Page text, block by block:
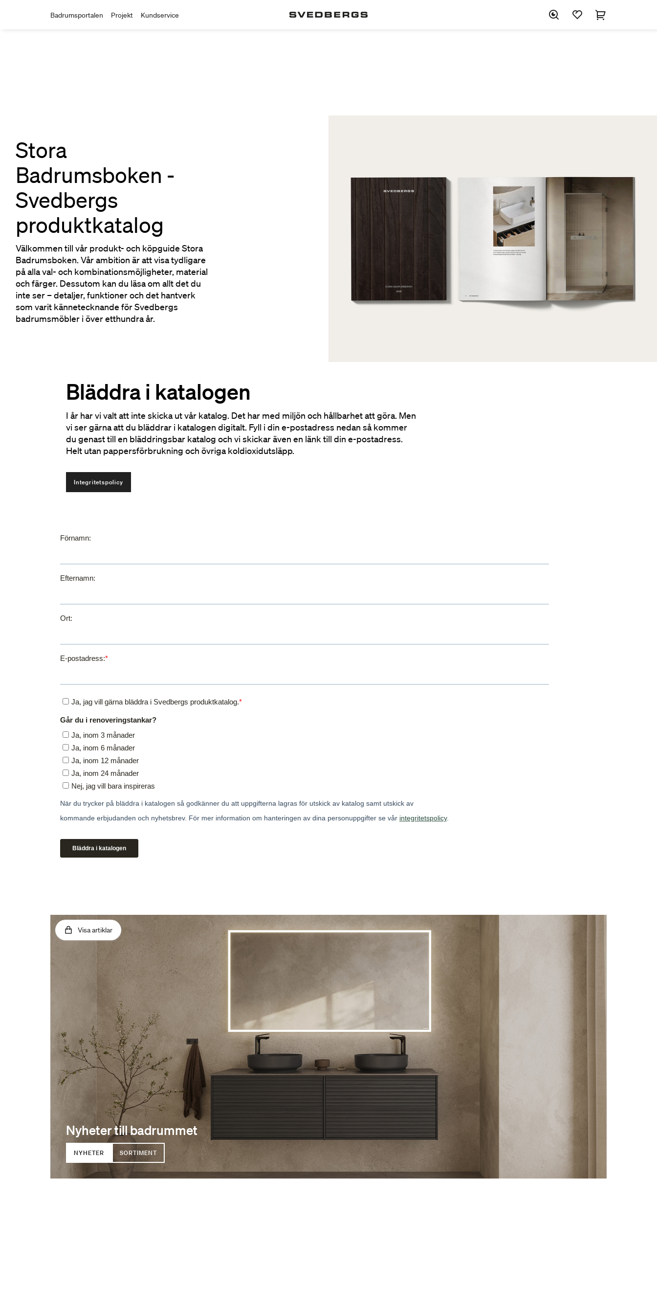
Badrumsportalen Projekt Kundservice
Stora
Badrumsboken -
Svedbergs
produktkatalog
Välkommen till vår produkt- och köpguide Stora
Badrumsboken. Vår ambition är att visa tydligare
på alla val- och kombinationsmöjligheter, material
och färger. Dessutom kan du läsa om allt det du
inte ser – detaljer, funktioner och det hantverk
som varit kännetecknande för Svedbergs
badrumsmöbler i över etthundra år.
Bläddra i katalogen
I år har vi valt att inte skicka ut vår katalog. Det har med miljön och hållbarhet att göra. Men
vi ser gärna att du bläddrar i katalogen digitalt. Fyll i din e-postadress nedan så kommer
du genast till en bläddringsbar katalog och vi skickar även en länk till din e-postadress.
Helt utan pappersförbrukning och övriga koldioxidutsläpp.
Integritetspolicy
Visa artiklar
Nyheter till badrummet
NYHETER SORTIMENT